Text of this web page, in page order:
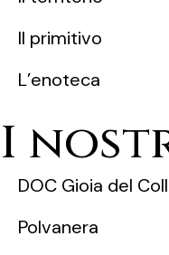
ll primitivo
L’enoteca
I
DOC Gioia del
Polvanera